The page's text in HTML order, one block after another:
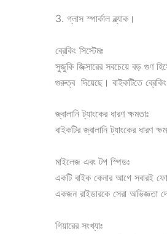
3. গ্লাস স্পার্কাল ব্ল্যাক।
ব্রেকিং সিস্টেমঃ
সুজুকি জিক্সারের সবচেয়ে বড় গুণ
গুরুত্ব দিয়েছে। বাইকটিতে
জ্বালানি ট্যাংকের ধারণ ক্ষমতাঃ
বাইকটির জ্বালানি ট্যাংকের ধারণ
মাইলেজ এবং টপ স্পিডঃ
একটি বাইক কেনার আগে সবারই
একজন রাইডারকে সেরা অভিজ্ঞতা
গিয়ারের সংখ্যাঃ